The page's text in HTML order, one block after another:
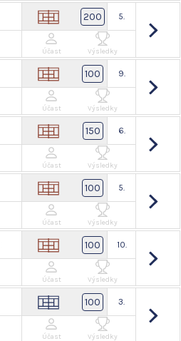
200 5.
Účast Výsledky
100 9.
Účast Výsledky
150 6.
Účast Výsledky
100 5.
Účast Výsledky
100 10.
Účast Výsledky
100 3.
Účast Výsledky